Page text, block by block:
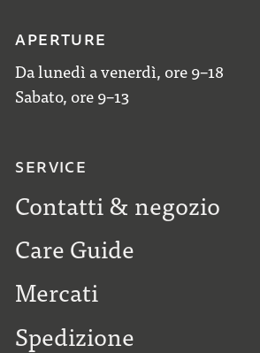
APERTURE
Da lunedì a venerdì, ore 9–18
Sabato, ore 9–13
SERVICE
Contatti & negozio
Care Guide
Mercati
Spedizione